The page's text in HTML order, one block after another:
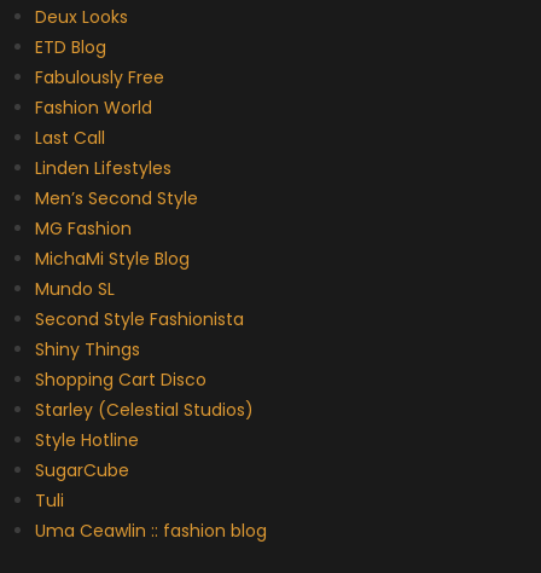
Deux Looks
ETD Blog
Fabulously Free
Fashion World
Last Call
Linden Lifestyles
Men’s Second Style
MG Fashion
MichaMi Style Blog
Mundo SL
Second Style Fashionista
Shiny Things
Shopping Cart Disco
Starley (Celestial Studios)
Style Hotline
SugarCube
Tuli
Uma Ceawlin :: fashion blog